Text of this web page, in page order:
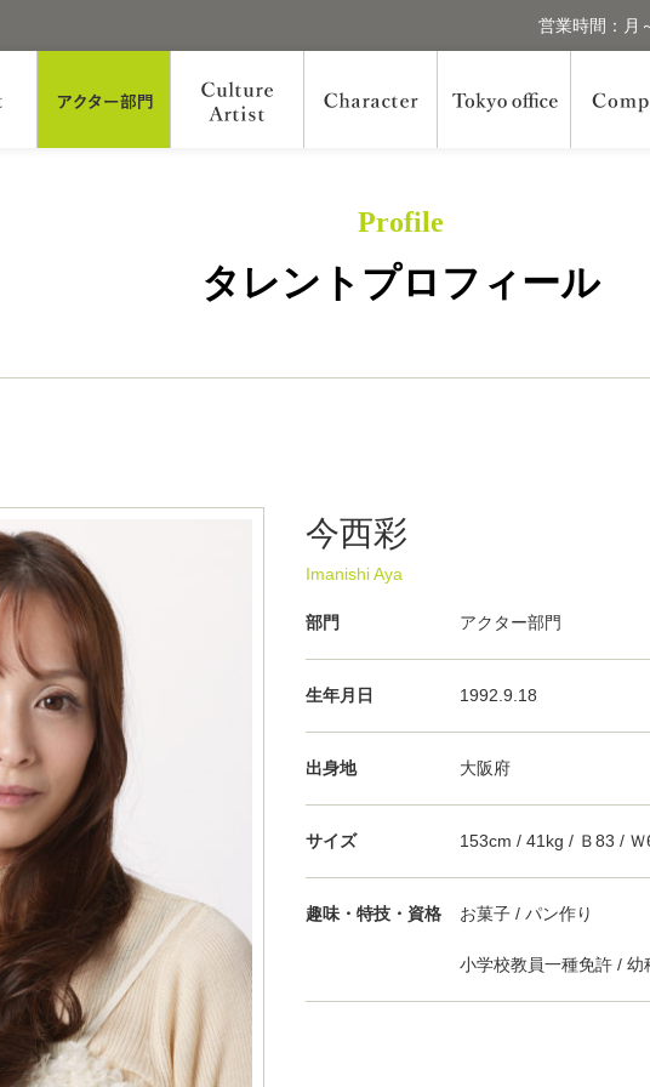
営業時間：
Profile
タレントプロフィール
今西彩
Imanishi Aya
部門 アクター部門
生年月日 1992.9.18
出身地 大阪府
サイズ 153cm / 41kg / Ｂ83 /
趣味・特技・資格 お菓子 / パン作り
小学校教員一種免許 /